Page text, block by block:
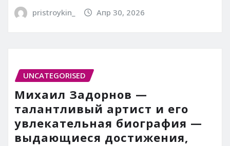
pristroykin_ Апр 30, 2026
UNCATEGORISED
Михаил Задорнов —
талантливый артист и его
увлекательная биография —
выдающиеся достижения,